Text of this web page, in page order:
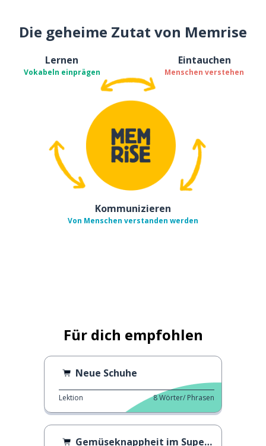
Die geheime Zutat von Memrise
Lernen
Vokabeln einprägen
Eintauchen
Menschen verstehen
Kommunizieren
Von Menschen verstanden werden
Für dich empfohlen
Neue Schuhe
Lektion 8Wörter/ Phrasen
Gemüseknappheit im Supermarkt